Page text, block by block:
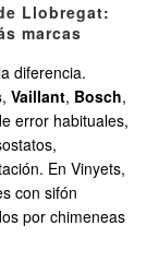
Llobregat:
marcas
diferencia.
, Vaillant, Bosch,
error habituales,
En Vinyets,
con sifón
por chimeneas